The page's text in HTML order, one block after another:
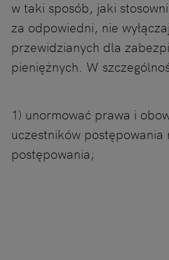
w taki sposób, jaki
za odpowiedni, nie
przewidzianych dla
pieniężnych. W
1) unormować prawa i
uczestników postępowania
postępowania;